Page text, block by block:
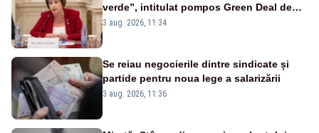
verde”, intitulat pompos Green Deal de
către Bruxelles, este în mare măsură
3 aug. 2026, 11:34
Se reiau negocierile dintre sindicate și
partide pentru noua lege a salarizării
3 aug. 2026, 11:36